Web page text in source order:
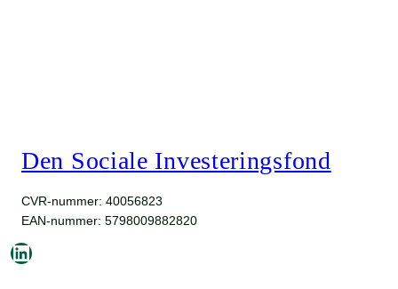
Den Sociale Investeringsfond
CVR-nummer: 40056823
EAN-nummer: 5798009882820
LinkedIn